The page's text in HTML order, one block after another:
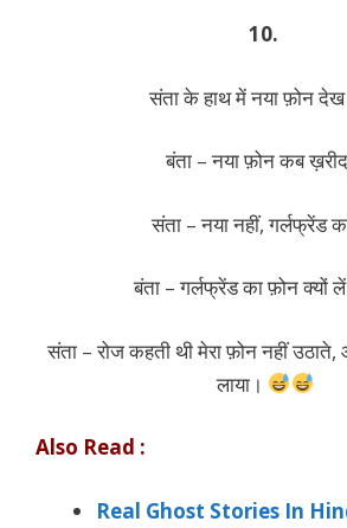
10.
संता के हाथ में नया फ़ोन
बंता – नया फ़ोन कब
संता – नया नहीं, गर्लफ्रेंड
बंता – गर्लफ्रेंड का फ़ोन क्यों
संता – रोज कहती थी मेरा फ़ोन नहीं
लाया।
Also Read :
Real Ghost Stories In